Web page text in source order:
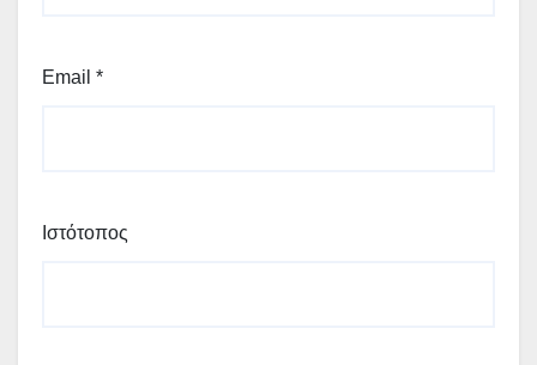
Email *
Ιστότοπος